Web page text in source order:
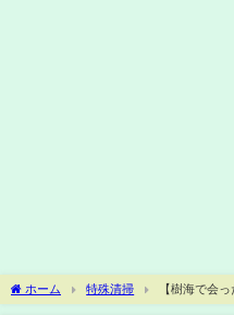
ホーム 特殊清掃
【樹海で会
を聞いたら、人○しの話が出てきてヤバ